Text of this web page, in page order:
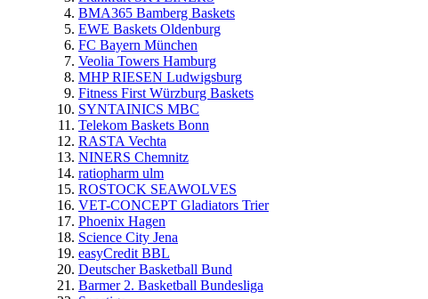
BMA365 Bamberg Baskets
EWE Baskets Oldenburg
FC Bayern München
Veolia Towers Hamburg
MHP RIESEN Ludwigsburg
Fitness First Würzburg Baskets
SYNTAINICS MBC
Telekom Baskets Bonn
RASTA Vechta
NINERS Chemnitz
ratiopharm ulm
ROSTOCK SEAWOLVES
VET-CONCEPT Gladiators Trier
Phoenix Hagen
Science City Jena
easyCredit BBL
Deutscher Basketball Bund
Barmer 2. Basketball Bundesliga